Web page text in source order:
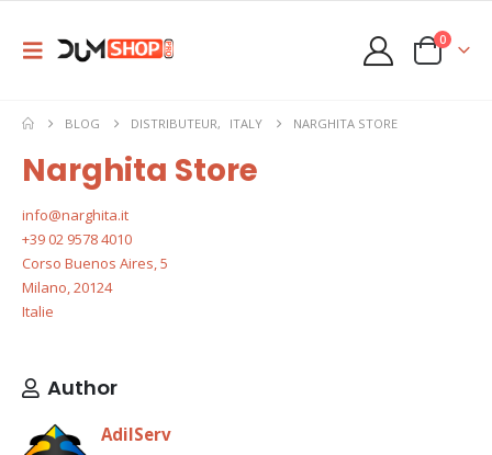
0
BLOG DISTRIBUTEUR, ITALY NARGHITA STORE
Narghita Store
info@narghita.it
+39 02 9578 4010
Corso Buenos Aires, 5
Milano,20124
Italie
Author
AdilServ